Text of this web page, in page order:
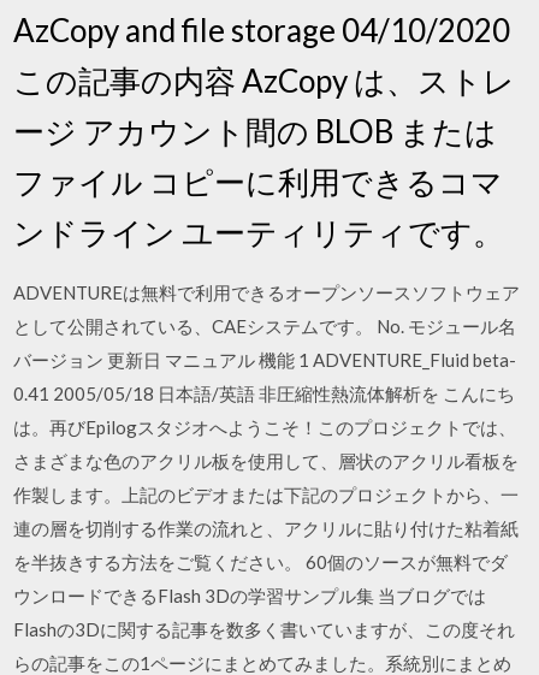
AzCopy and file storage 04/10/2020
この記事の内容 AzCopy は、ストレ
ージ アカウント間の BLOB または
ファイル コピーに利用できるコマ
ンドライン ユーティリティです。
ADVENTUREは無料で利用できるオープンソースソフトウェア
として公開されている、CAEシステムです。 No. モジュール名
バージョン 更新日 マニュアル 機能 1 ADVENTURE_Fluid beta-
0.41 2005/05/18 日本語/英語 非圧縮性熱流体解析を こんにち
は。再びEpilogスタジオへようこそ！このプロジェクトでは、
さまざまな色のアクリル板を使用して、層状のアクリル看板を
作製します。上記のビデオまたは下記のプロジェクトから、一
連の層を切削する作業の流れと、アクリルに貼り付けた粘着紙
を半抜きする方法をご覧ください。 60個のソースが無料でダ
ウンロードできるFlash 3Dの学習サンプル集 当ブログでは
Flashの3Dに関する記事を数多く書いていますが、この度それ
らの記事をこの1ページにまとめてみました。系統別にまとめ